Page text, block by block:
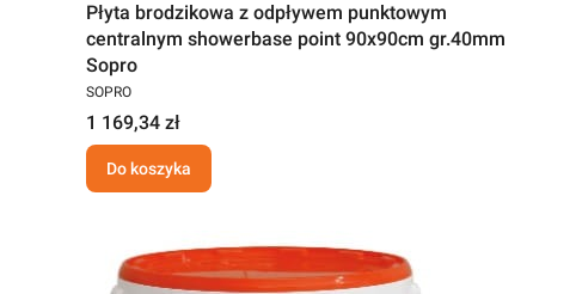
Płyta brodzikowa z odpływem punktowym
centralnym showerbase point 90x90cm gr.40mm
Sopro
SOPRO
1 169,34 zł
Do koszyka